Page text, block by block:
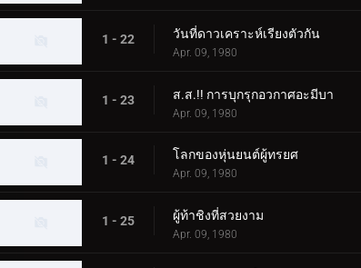
1 - 22 วันที่ดาวเคราะห์เรียงตัวกัน
Apr. 09, 1980
1 - 23 ส.ส.!! การบุกรุกอวกาศอะมีบา
Apr. 09, 1980
1 - 24 โลกของหุ่นยนต์ผู้ทรยศ
Apr. 09, 1980
1 - 25 ผู้ท้าชิงที่สวยงาม
Apr. 09, 1980